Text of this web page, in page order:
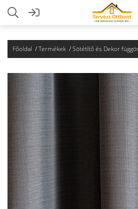
Főoldal Termékek Sötétítő és Dekor